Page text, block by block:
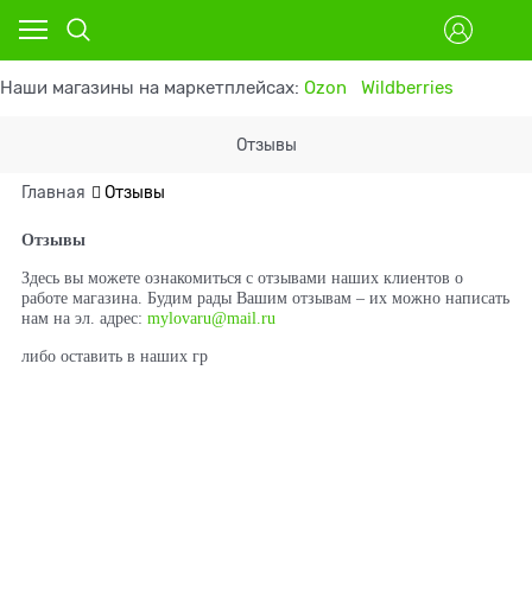
Наши магазины на маркетплейсах: Ozon Wildberries
Отзывы
Главная Отзывы
Отзывы
Здесь вы можете ознакомиться с отзывами наших клиентов о
работе магазина. Будим рады Вашим отзывам – их можно написать
нам на эл. адрес: mylovaru@mail.ru
либо оставить в наших гр